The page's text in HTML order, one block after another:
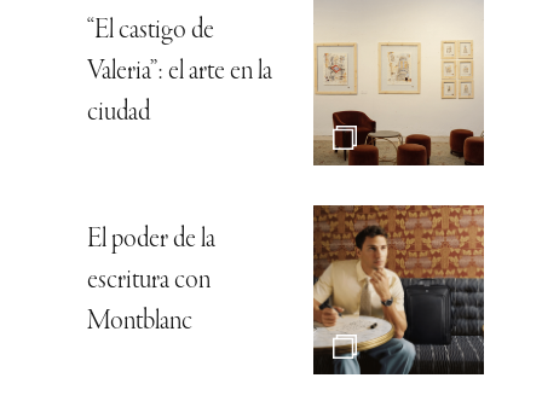
“El castigo de
Valeria”: el arte en la
ciudad
El poder de la
escritura con
Montblanc